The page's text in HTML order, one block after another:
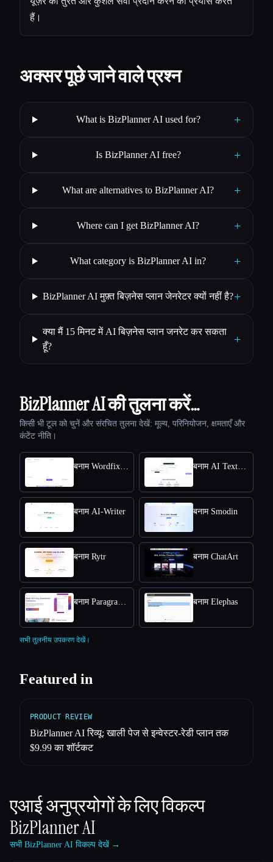
हैं।
अक्सर पूछे जाने वाले प्रश्न
What is BizPlanner AI used for? +
Is BizPlanner AI free? +
What are alternatives to BizPlanner AI? +
Where can I get BizPlanner AI? +
What category is BizPlanner AI in? +
BizPlanner AI मुफ़्त बिज़नेस प्लान जेनरेटर क्यों नहीं है?+
क्या मैं 15 मिनट में AI बिज़नेस प्लान जनरेट कर सकता
हूँ?
+
BizPlanner AI की तुलना करें…
किसी भी टूल को चुनें और संरचित तुलना देखें: मूल्य, परिनियोजन, क्षमताएँ और
कंटेंट नीति।
बनाम Wordfixerbot बनाम AI Text Summarizer
बनाम AI-Writer बनाम Smodin
बनाम Rytr बनाम ChatArt
बनाम Paragraph AI बनाम Elephas
सभी तुलनीय उपकरण देखें।
Featured in
PRODUCT REVIEW
BizPlanner AI रिव्यू: खाली पेज से इन्वेस्टर-रेडी प्लान तक
$9.99 का शॉर्टकट
एआई अनुप्रयोगों के लिए विकल्प
BizPlanner AI
सभी BizPlanner AI विकल्प देखें →